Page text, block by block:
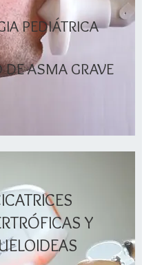
PEDIÁTRICA
ASMA GRAVE
Y